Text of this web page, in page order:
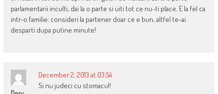
parlamentarii inculti, dai la o parte si uiti tot ce nu-ti place. E la fel ca
intr-o familie: consideri la partener doar ce e bun, altfel te-ai
desparti dupa putine minute!
December 2, 2013 at 03:54
Si nu judeci cu stomacul!